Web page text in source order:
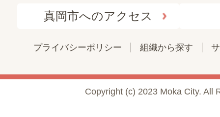
真岡市へのアクセス
プライバシーポリシー 組織から探す
Copyright (c) 2023 Moka City. All